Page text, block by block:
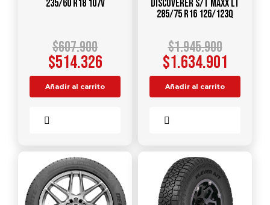
235/60 R18 107V
$607.900
$514.326
Añadir al carrito
DISCOVERER S/T MAXX LT
285/75 R16 126/123Q
$1.945.900
$1.634.901
Añadir al carrito